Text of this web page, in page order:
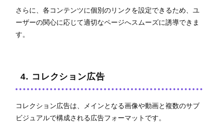
さらに、各コンテンツに個別のリンクを設定できるため、ユ
ーザーの関心に応じて適切なページへスムーズに誘導できま
す。
4. コレクション広告
コレクション広告は、メインとなる画像や動画と複数のサブ
ビジュアルで構成される広告フォーマットです。